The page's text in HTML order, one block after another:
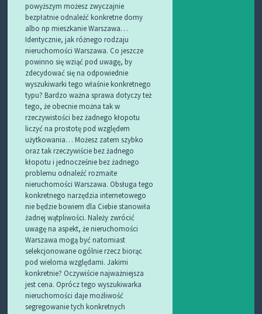
powyższym możesz zwyczajnie
bezpłatnie odnaleźć konkretne domy
albo np mieszkanie Warszawa…
Identycznie, jak różnego rodzaju
nieruchomości Warszawa. Co jeszcze
powinno się wziąć pod uwagę, by
zdecydować się na odpowiednie
wyszukiwarki tego właśnie konkretnego
typu? Bardzo ważna sprawa dotyczy też
tego, że obecnie można tak w
rzeczywistości bez żadnego kłopotu
liczyć na prostotę pod względem
użytkowania… Możesz zatem szybko
oraz tak rzeczywiście bez żadnego
kłopotu i jednocześnie bez żadnego
problemu odnaleźć rozmaite
nieruchomości Warszawa. Obsługa tego
konkretnego narzędzia internetowego
nie będzie bowiem dla Ciebie stanowiła
żadnej wątpliwości. Należy zwrócić
uwagę na aspekt, że nieruchomości
Warszawa mogą być natomiast
selekcjonowane ogólnie rzecz biorąc
pod wieloma względami. Jakimi
konkretnie? Oczywiście najważniejsza
jest cena. Oprócz tego wyszukiwarka
nieruchomości daje możliwość
segregowanie tych konkretnych